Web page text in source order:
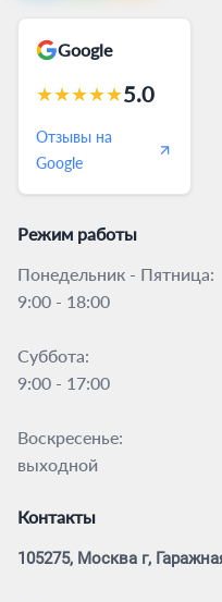
Google
★★★★★5.0
Отзывы на
Google
Режим работы
Понедельник - Пятница:
9:00 - 18:00
Суббота:
9:00 - 17:00
Воскресенье:
выходной
Контакты
105275, Москва г,